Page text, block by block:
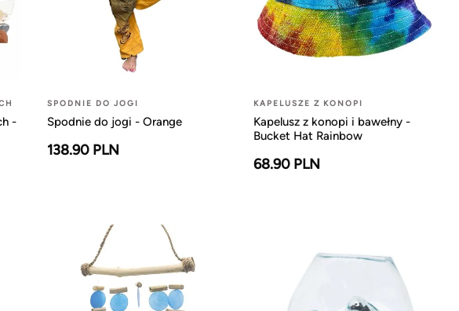
-
SPODNIE DO JOGI
Spodnie do jogi - Orange
138.90 PLN
KAPELUSZE Z KONOPI
Kapelusz z konopi i bawełny -
Bucket Hat Rainbow
68.90 PLN